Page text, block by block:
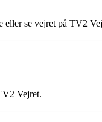
eller se vejret på TV2
Vejret.